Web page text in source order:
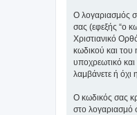
Ο λογαριασμός
σας (εφεξής “ο
Χριστιανικό
κωδικού και του
υποχρεωτικό και
λαμβάνετε ή όχι
Ο κωδικός σας
στο λογαριασμό